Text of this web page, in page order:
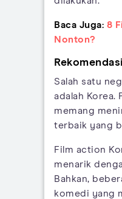
Baca Juga: 8
Nonton?
Salah satu
adalah Korea.
memang
terbaik yang
Film action
menarik
Bahkan,
komedi yang